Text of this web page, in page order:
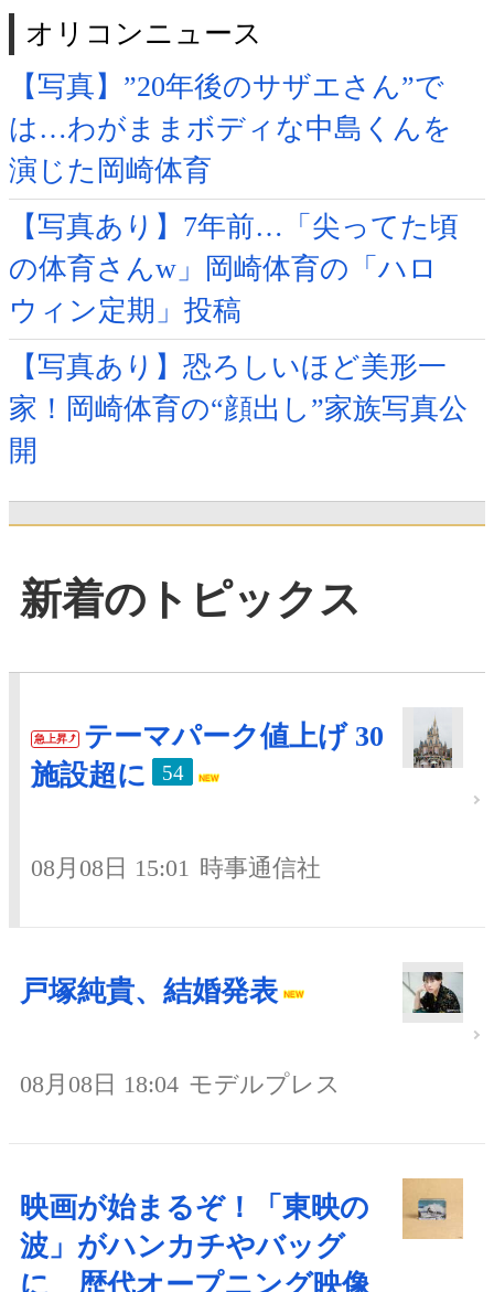
オリコンニュース
【写真】”20年後のサザエさん”で
は…わがままボディな中島くんを
演じた岡崎体育
【写真あり】7年前…「尖ってた頃
の体育さんw」岡崎体育の「ハロ
ウィン定期」投稿
【写真あり】恐ろしいほど美形一
家！岡崎体育の“顔出し”家族写真公
開
新着のトピックス
急上昇
テーマパーク値上げ 30
施設超に
54
08月08日 15:01 時事通信社
戸塚純貴、結婚発表
08月08日 18:04 モデルプレス
映画が始まるぞ！「東映の
波」がハンカチやバッグ
に 歴代オープニング映像